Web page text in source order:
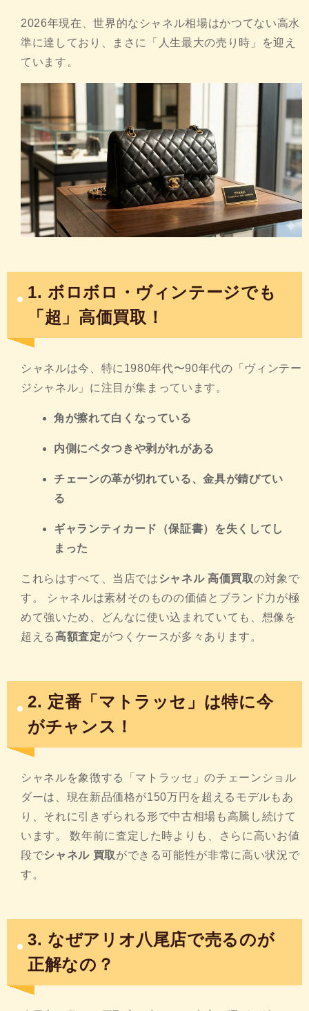
2026年現在、世界的なシャネル相場はかつてない高水
準に達しており、まさに「人生最大の売り時」を迎え
ています。
1. ボロボロ・ヴィンテージでも
「超」高価買取！
シャネルは今、特に1980年代〜90年代の「ヴィンテー
ジシャネル」に注目が集まっています。
角が擦れて白くなっている
内側にベタつきや剥がれがある
チェーンの革が切れている、金具が錆びてい
る
ギャランティカード（保証書）を失くしてし
まった
これらはすべて、当店では シャネル 高価買取の対象で
す。 シャネルは素材そのものの価値とブランド力が極
めて強いため、どんなに使い込まれていても、想像を
超える高額査定がつくケースが多々あります。
2. 定番「マトラッセ」は特に今
がチャンス！
シャネルを象徴する「マトラッセ」のチェーンショル
ダーは、現在新品価格が150万円を超えるモデルもあ
り、それに引きずられる形で中古相場も高騰し続けて
います。 数年前に査定した時よりも、さらに高いお値
段でシャネル 買取ができる可能性が非常に高い状況で
す。
3. なぜアリオ八尾店で売るのが
正解なの？